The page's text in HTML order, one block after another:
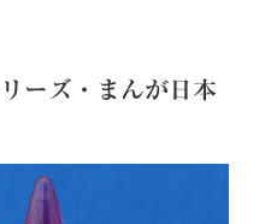
ーズ・まんが日本